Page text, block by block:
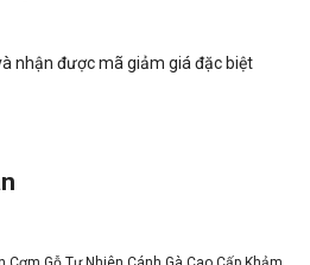
: Kẹp nhanh chóng và sạch sẽ,
sức và thời gian.
nhận được mã giảm giá đặc biệt